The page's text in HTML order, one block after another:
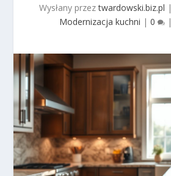
Wysłany przeztwardowski.biz.pl |
Modernizacja kuchni | 0 |